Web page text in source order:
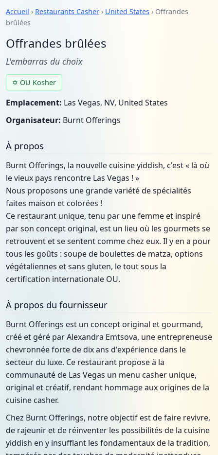
Accueil › Restaurants Casher › United States › Offrandes
brûlées
Offrandes brûlées
L'embarras du choix
✡ OU Kosher
Emplacement: Las Vegas, NV, United States
Organisateur: Burnt Offerings
À propos
Burnt Offerings, la nouvelle cuisine yiddish, c'est « là où
le vieux pays rencontre Las Vegas ! »
Nous proposons une grande variété de spécialités
faites maison et colorées !
Ce restaurant unique, tenu par une femme et inspiré
par son concept original, est un lieu où les gourmets se
retrouvent et se sentent comme chez eux. Il y en a pour
tous les goûts : soupe de boulettes de matza, options
végétaliennes et sans gluten, le tout sous la
certification internationale OU.
À propos du fournisseur
Burnt Offerings est un concept original et gourmand,
créé et géré par Alexandra Emtsova, une entrepreneuse
chevronnée forte de dix ans d'expérience dans le
secteur du luxe. Ce restaurant propose à la
communauté de Las Vegas un menu casher unique,
original et créatif, rendant hommage aux origines de la
cuisine casher.
Chez Burnt Offerings, notre objectif est de faire revivre,
de rajeunir et de réinventer les possibilités de la cuisine
yiddish en y insufflant les fondamentaux de la tradition,